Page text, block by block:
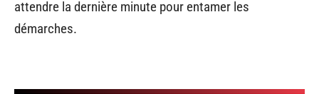
attendre la dernière minute pour entamer les
démarches.